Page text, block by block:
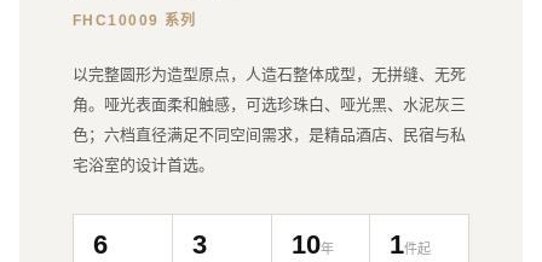
FHC10009 系列
以完整圆形为造型原点，人造石整体成型，无拼缝、无死
角。哑光表面柔和触感，可选珍珠白、哑光黑、水泥灰三
色；六档直径满足不同空间需求，是精品酒店、民宿与私
宅浴室的设计首选。
6 3 10年 1件起